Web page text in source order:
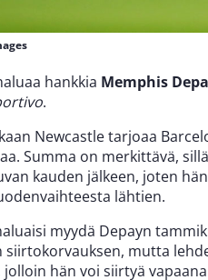
hankkia Memphis
.
Newcastle tarjoaa
Summa on merkittävä,
kauden jälkeen, joten
lähtien.
myydä Depayn
siirtokorvauksen, mutta
jolloin hän voi siirtyä